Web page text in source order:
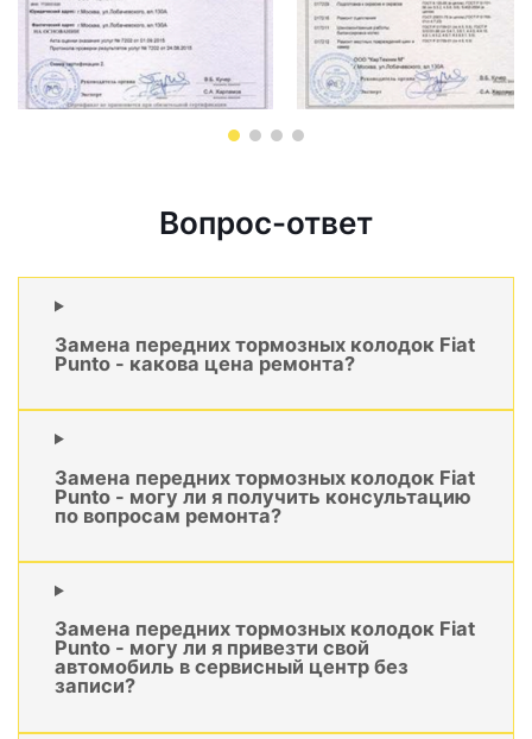
Вопрос-ответ
Замена передних тормозных колодок Fiat
Punto - какова цена ремонта?
Замена передних тормозных колодок Fiat
Punto - могу ли я получить консультацию
по вопросам ремонта?
Замена передних тормозных колодок Fiat
Punto - могу ли я привезти свой
автомобиль в сервисный центр без
записи?